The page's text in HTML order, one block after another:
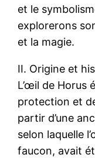
et le
explorerons
et la magie.
II. Origine et
L’œil de Horus
protection et
partir d’une
selon laquelle
faucon, avait